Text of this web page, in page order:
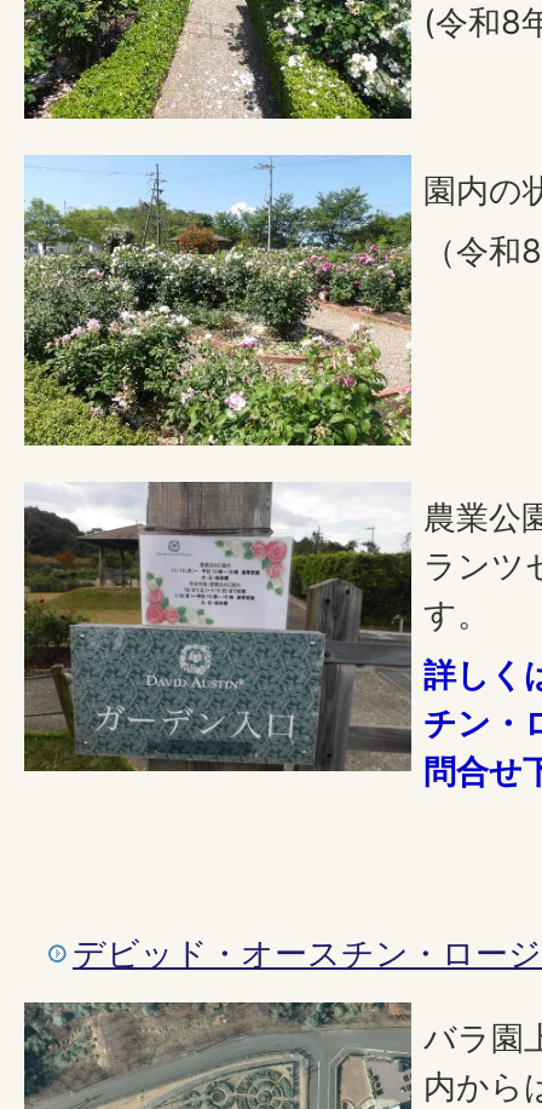
(令和8
園内の
（令
農業公
ランツ
す。
詳しく
チン・
問合せ
デビッド・オースチン・ロー
バラ園
内から